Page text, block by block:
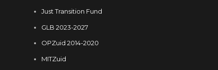
Just Transition Fund
GLB 2023-2027
OPZuid 2014-2020
MITZuid